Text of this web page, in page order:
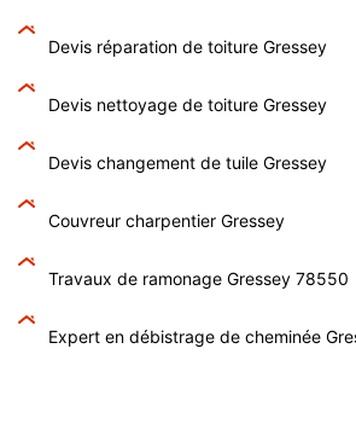
Devis réparation de toiture Gressey
Devis nettoyage de toiture Gressey
Devis changement de tuile Gressey
Couvreur charpentier Gressey
Travaux de ramonage Gressey 78550
Expert en débistrage de cheminée